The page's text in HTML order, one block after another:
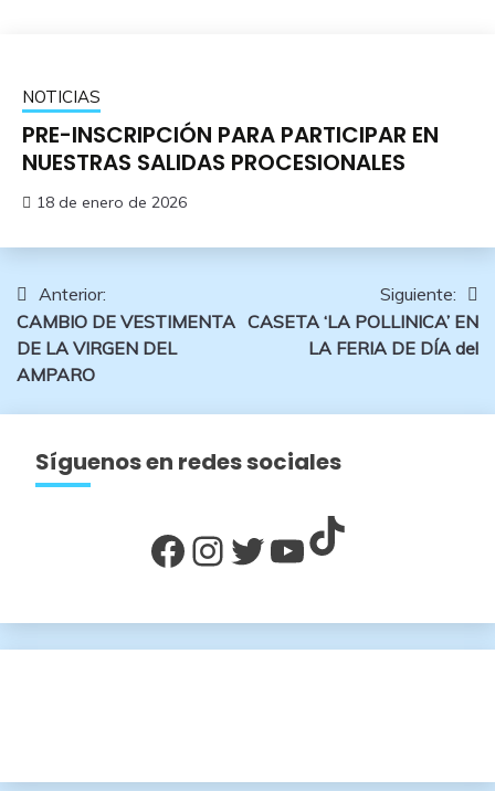
NOTICIAS
PRE-INSCRIPCIÓN PARA PARTICIPAR EN
NUESTRAS SALIDAS PROCESIONALES
18 de enero de 2026
Navegación
de
entradas
Anterior:
CAMBIO DE VESTIMENTA
DE LA VIRGEN DEL
AMPARO
Siguiente:
CASETA ‘LA POLLINICA’ EN
LA FERIA DE DÍA del
Síguenos en redes sociales
Facebook
Instagram
Twitter
YouTube
TikTok